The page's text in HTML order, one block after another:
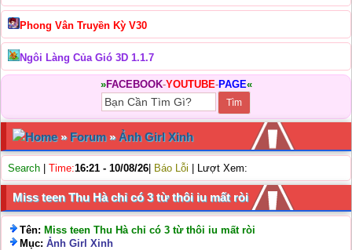
Phong Vân Truyền Kỳ V30
Ngôi Làng Của Gió 3D 1.1.7
»FACEBOOK-YOUTUBE-PAGE«
Home» Forum»Ảnh Girl Xinh
Search Time:16:21 - 10/08/26 Báo Lỗi | Lượt Xem:
Miss teen Thu Hà chỉ có 3 từ thôi iu mất ròi
Tên: Miss teen Thu Hà chỉ có 3 từ thôi iu mất ròi
Mục: Ảnh Girl Xinh